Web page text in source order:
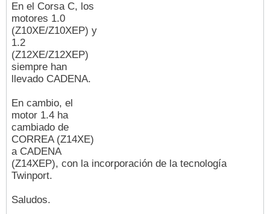
En el Corsa C, los
motores 1.0
(Z10XE/Z10XEP) y
1.2
(Z12XE/Z12XEP)
siempre han
llevado CADENA.
En cambio, el
motor 1.4 ha
cambiado de
CORREA (Z14XE)
a CADENA
(Z14XEP), con la incorporación de la tecnología
Twinport.
Saludos.